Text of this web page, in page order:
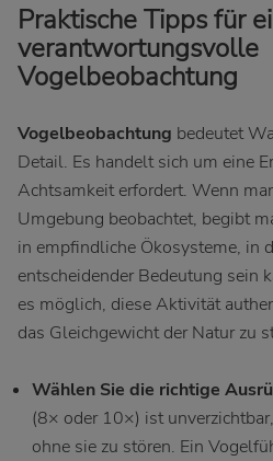
Praktische Tipps für
verantwortungsvolle
Vogelbeobachtung
Vogelbeobachtung bedeutet
Detail. Es handelt sich um eine
Achtsamkeit erfordert. Wenn
Umgebung beobachtet, begibt
in empfindliche Ökosysteme, in
entscheidender Bedeutung sein
es möglich, diese Aktivität
das Gleichgewicht der Natur zu
Wählen Sie die richtige
(8× oder 10×) ist
ohne sie zu stören. Ein